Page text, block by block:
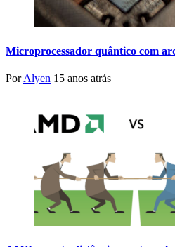
Microprocessador quântico com
PorAlyen 15 anos atrás